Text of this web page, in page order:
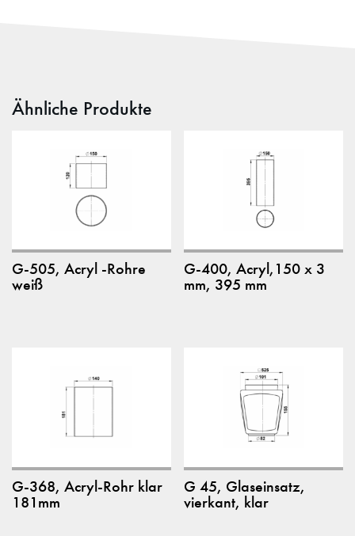
Ähnliche Produkte
G-505, Acryl -Rohre
weiß
G-400, Acryl,150 x 3
mm, 395 mm
G-368, Acryl-Rohr klar
181mm
G 45, Glaseinsatz,
vierkant, klar